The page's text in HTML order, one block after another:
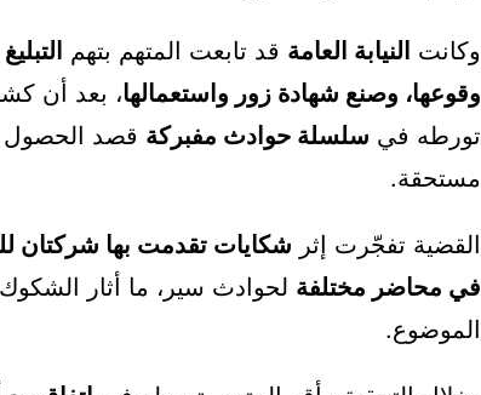
وكانت النيابة العامة قد تابعت المتهم بتهم
وقوعها، وصنع شهادة زور واستعمالها، بعد أن
تورطه في سلسلة حوادث مفبركة قصد الحصول
مستحقة.
القضية تفجّرت إثر شكايات تقدمت بها شركتان
في محاضر مختلفة لحوادث سير، ما أثار
الموضوع.